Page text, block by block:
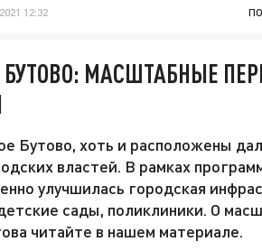
12:32
МАСШТАБНЫЕ
Бутово, хоть и расположены
властей. В рамках
улучшилась городская
сады, поликлиники. О
читайте в нашем материале.